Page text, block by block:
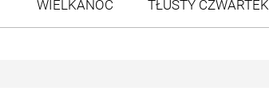
WIELKANOC
TŁUSTY CZWARTEK